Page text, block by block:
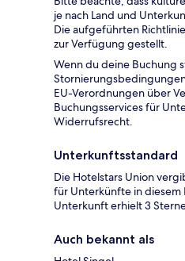
je nach Land und
Die aufgeführten
zur Verfügung gestellt.
Wenn du deine Buchung
EU-Verordnungen über
Buchungsservices für
Widerrufsrecht.
Unterkunftsstandard
Die Hotelstars Union
für Unterkünfte in diesem
Unterkunft erhielt 3
Auch bekannt als